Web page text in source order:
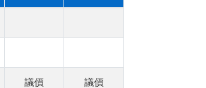
議價 議價